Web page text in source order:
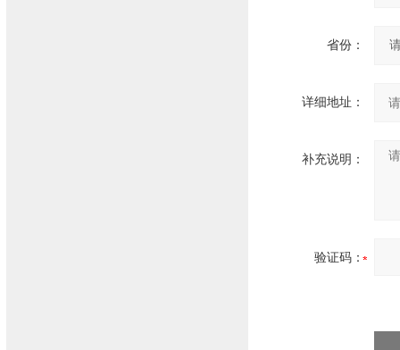
省份：
详细地址：
补充说明：
验证码：